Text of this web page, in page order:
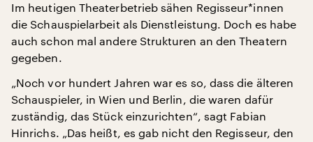
Im heutigen Theaterbetrieb sähen Regisseur*innen
die Schauspielarbeit als Dienstleistung. Doch es habe
auch schon mal andere Strukturen an den Theatern
gegeben.
„Noch vor hundert Jahren war es so, dass die älteren
Schauspieler, in Wien und Berlin, die waren dafür
zuständig, das Stück einzurichten“, sagt Fabian
Hinrichs. „Das heißt, es gab nicht den Regisseur, den